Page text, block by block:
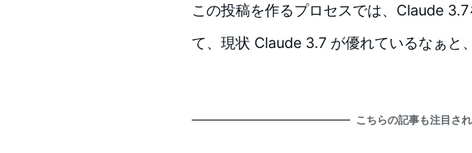
この投稿を作るプロセスでは、Claude
て、現状 Claude 3.7 が優れているなぁと
こちらの記事も注目さ